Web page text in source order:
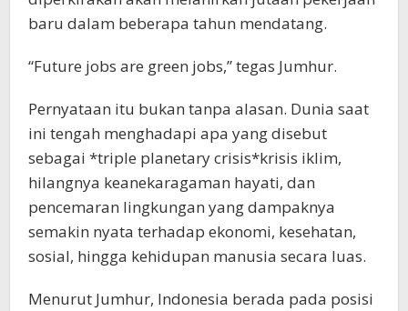
baru dalam beberapa tahun mendatang.
“Future jobs are green jobs,” tegas Jumhur.
Pernyataan itu bukan tanpa alasan. Dunia saat
ini tengah menghadapi apa yang disebut
sebagai *triple planetary crisis*krisis iklim,
hilangnya keanekaragaman hayati, dan
pencemaran lingkungan yang dampaknya
semakin nyata terhadap ekonomi, kesehatan,
sosial, hingga kehidupan manusia secara luas.
Menurut Jumhur, Indonesia berada pada posisi